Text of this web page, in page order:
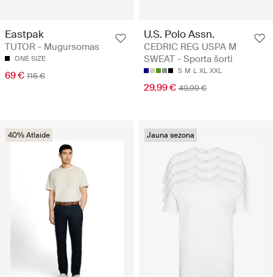
Eastpak
TUTOR - Mugursomas
ONE SIZE
69 € 115 €
U.S. Polo Assn.
CEDRIC REG USPA M
SWEAT - Sporta šorti
S M L XL XXL
29.99 € 49.99 €
40% Atlaide Jauna sezona